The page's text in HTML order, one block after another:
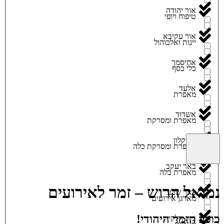
טיפוח ויופי
יינות ואלכוהול
כלי כסף
מאפרת
מאפרת ומסרקת
מאפרת ומסרקת כלה
מאפרת כלה
מארגן אירועים
אור יהודה
אור עקיבא
אחיסמך
אלעד
אשדוד
אשקלון
באר יעקב
באר שבע
בית חלקיה
נמואל הרוש – זמר לאירועים
כוכב הזמר היהודי!